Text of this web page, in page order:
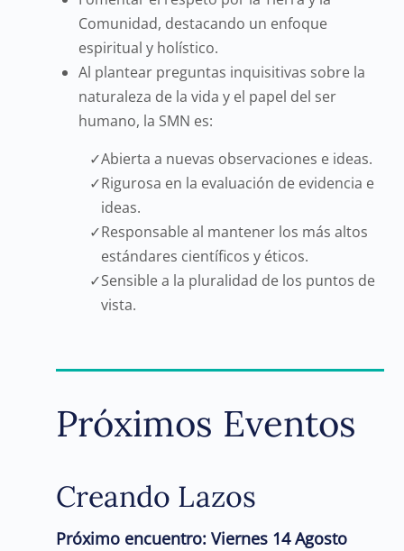
Comunidad, destacando un enfoque
espiritual y holístico.
Al plantear preguntas inquisitivas sobre la
naturaleza de la vida y el papel del ser
humano, la SMN es:
Abierta a nuevas observaciones e ideas.
Rigurosa en la evaluación de evidencia e
ideas.
Responsable al mantener los más altos
estándares científicos y éticos.
Sensible a la pluralidad de los puntos de
vista.
Próximos Eventos
Creando Lazos
Próximo encuentro: Viernes 14 Agosto